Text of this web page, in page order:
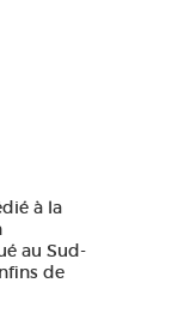
à la
au Sud-
de